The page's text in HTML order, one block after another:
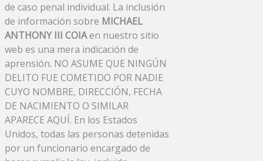
de caso penal individual. La inclusión
de información sobre MICHAEL
ANTHONY III COIAen nuestro sitio
web es una mera indicación de
aprensión. NO ASUME QUE NINGÚN
DELITO FUE COMETIDO POR NADIE
CUYO NOMBRE, DIRECCIÓN, FECHA
DE NACIMIENTO O SIMILAR
APARECE AQUÍ. En los Estados
Unidos, todas las personas detenidas
por un funcionario encargado de